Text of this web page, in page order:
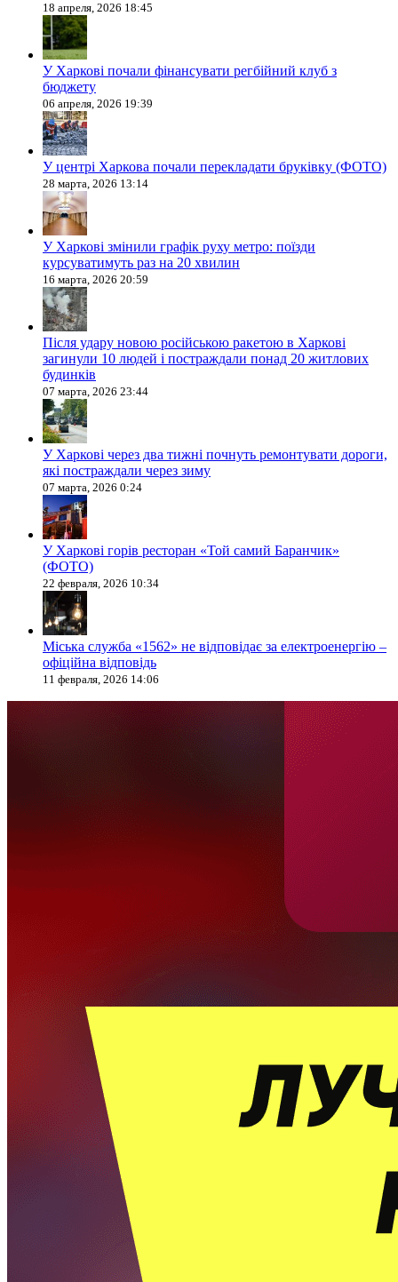
18 апреля, 2026 18:45
У Харкові почали фінансувати регбійний клуб з
бюджету
06 апреля, 2026 19:39
У центрі Харкова почали перекладати бруківку (ФОТО)
28 марта, 2026 13:14
У Харкові змінили графік руху метро: поїзди
курсуватимуть раз на 20 хвилин
16 марта, 2026 20:59
Після удару новою російською ракетою в Харкові
загинули 10 людей і постраждали понад 20 житлових
будинків
07 марта, 2026 23:44
У Харкові через два тижні почнуть ремонтувати дороги,
які постраждали через зиму
07 марта, 2026 0:24
У Харкові горів ресторан «Той самий Баранчик»
(ФОТО)
22 февраля, 2026 10:34
Міська служба «1562» не відповідає за електроенергію –
офіційна відповідь
11 февраля, 2026 14:06